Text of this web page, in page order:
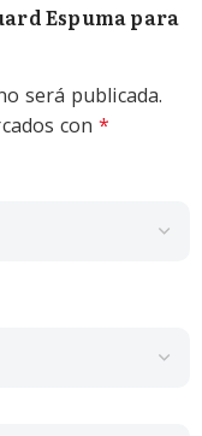
Espuma para
será publicada.
con *